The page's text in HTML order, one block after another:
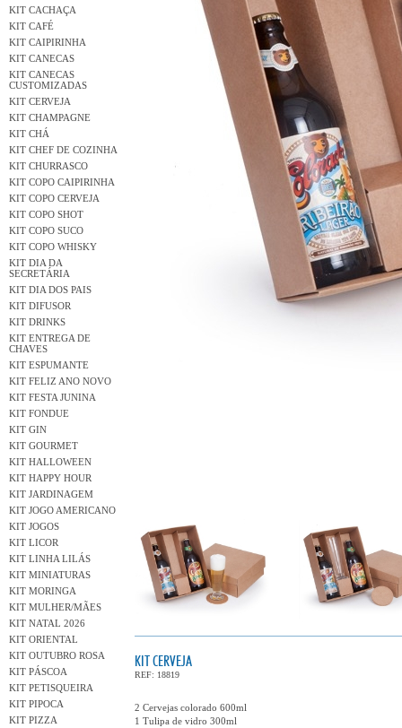
KIT CACHAÇA
KIT CAFÉ
KIT CAIPIRINHA
KIT CANECAS
KIT CANECAS
CUSTOMIZADAS
KIT CERVEJA
KIT CHAMPAGNE
KIT CHÁ
KIT CHEF DE COZINHA
KIT CHURRASCO
KIT COPO CAIPIRINHA
KIT COPO CERVEJA
KIT COPO SHOT
KIT COPO SUCO
KIT COPO WHISKY
KIT DIA DA
SECRETÁRIA
KIT DIA DOS PAIS
KIT DIFUSOR
KIT DRINKS
KIT ENTREGA DE
CHAVES
KIT ESPUMANTE
KIT FELIZ ANO NOVO
KIT FESTA JUNINA
KIT FONDUE
KIT GIN
KIT GOURMET
KIT HALLOWEEN
KIT HAPPY HOUR
KIT JARDINAGEM
KIT JOGO AMERICANO
KIT JOGOS
KIT LICOR
KIT LINHA LILÁS
KIT MINIATURAS
KIT MORINGA
KIT MULHER/MÃES
KIT NATAL 2026
KIT ORIENTAL
KIT OUTUBRO ROSA
KIT PÁSCOA
KIT PETISQUEIRA
KIT PIPOCA
KIT PIZZA
KIT CERVEJA
REF: 18819
2 Cervejas colorado 600ml
1 Tulipa de vidro 300ml